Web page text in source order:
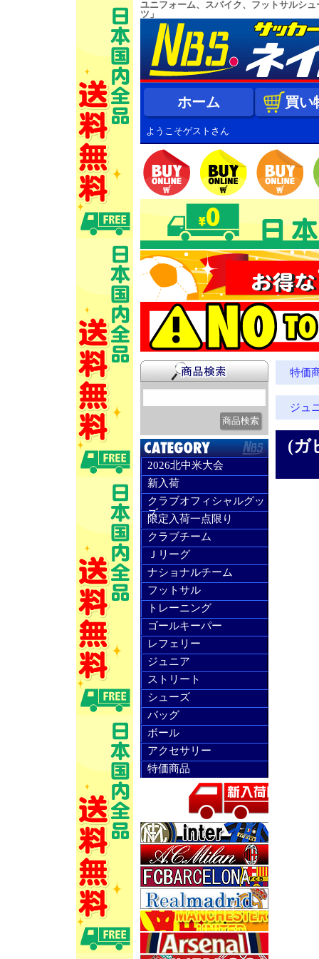
ユニフォーム、スパイク、フットサルシ
ツ」
ホーム 買い
ようこそゲストさん
2026北中米大会
新入荷
クラブオフィシャルグッ
ズ
限定入荷一点限り
クラブチーム
Ｊリーグ
ナショナルチーム
フットサル
トレーニング
ゴールキーパー
レフェリー
ジュニア
ストリート
シューズ
バッグ
ボール
アクセサリー
特価商品
特価
ジュ
(ガ